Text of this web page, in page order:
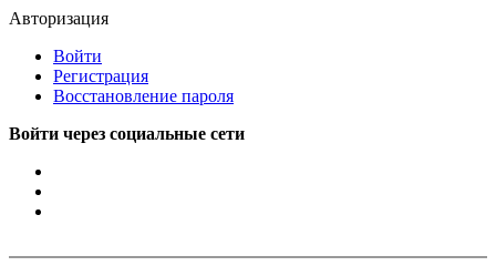
Авторизация
Войти
Регистрация
Восстановление пароля
Войти через социальные сети